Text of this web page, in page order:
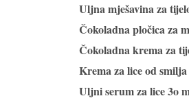
Uljna mješavina za
Čokoladna pločica za
Čokoladna krema za
Krema za lice od
Uljni serum za lice 3o